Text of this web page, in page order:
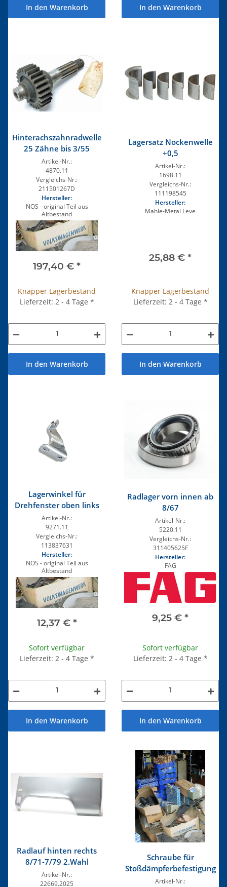
In den Warenkorb In den Warenkorb
Hinterachszahnradwelle
25 Zähne bis 3/55
Artikel-Nr.:
4870.11
Vergleichs-Nr.:
211501267D
Hersteller:
NOS - original Teil aus
Altbestand
197,40 € *
Knapper Lagerbestand
Lieferzeit: 2 - 4 Tage *
In den Warenkorb
Lagersatz Nockenwelle
+0,5
Artikel-Nr.:
1698.11
Vergleichs-Nr.:
111198545
Hersteller:
Mahle-Metal Leve
25,88 € *
Knapper Lagerbestand
Lieferzeit: 2 - 4 Tage *
In den Warenkorb
Lagerwinkel für
Drehfenster oben links
Artikel-Nr.:
9271.11
Vergleichs-Nr.:
113837631
Hersteller:
NOS - original Teil aus
Altbestand
12,37 € *
Sofort verfügbar
Lieferzeit: 2 - 4 Tage *
In den Warenkorb
Radlager vorn innen ab
8/67
Artikel-Nr.:
5220.11
Vergleichs-Nr.:
311405625F
Hersteller:
FAG
9,25 € *
Sofort verfügbar
Lieferzeit: 2 - 4 Tage *
In den Warenkorb
Radlauf hinten rechts
8/71-7/79 2.Wahl
Artikel-Nr.:
22669.2025
Schraube für
Stoßdämpferbefestigung
Artikel-Nr.: